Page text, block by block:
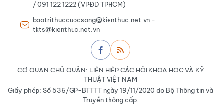
/ 091 122 1222 (VPĐD TPHCM)
baotrithuccuocsong@kienthuc.net.vn -
tkts@kienthuc.net.vn
CƠ QUAN CHỦ QUẢN: LIÊN HIỆP CÁC HỘI KHOA HỌC VÀ KỸ
THUẬT VIỆT NAM
Giấy phép: Số 536/GP-BTTTT ngày 19/11/2020 do Bộ Thông tin và
Truyền thông cấp.